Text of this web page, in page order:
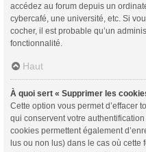
accédez au forum depuis un
cybercafé, une université, etc. Si
cocher, il est probable qu’un
fonctionnalité.
Haut
À quoi sert « Supprimer les
Cette option vous permet d’effacer
qui conservent votre
cookies permettent également
lus ou non lus) dans le cas où cette